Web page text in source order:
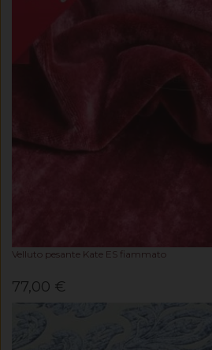
Velluto pesante Kate ES fiammato
77,00 €